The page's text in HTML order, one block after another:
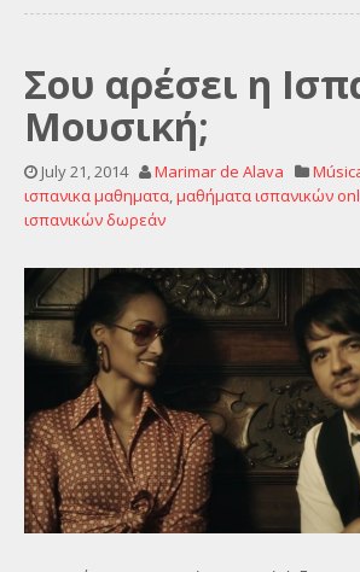
Σου αρέσει η
Μουσική;
July 21, 2014 Marimar de Alava
ισπανικα μαθηματα,μαθήματα ισπανικών
ισπανικών δωρεάν